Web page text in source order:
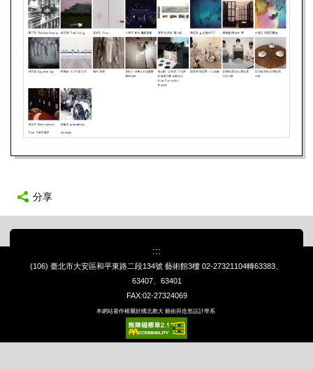
分享
:::
(106) 臺北市大安區和平東路二段134號 藝術館3樓 02-27321104轉63383、
63407、63401
FAX:02-27324069
本網站著作權屬於國北教大 藝術與造形設計學系